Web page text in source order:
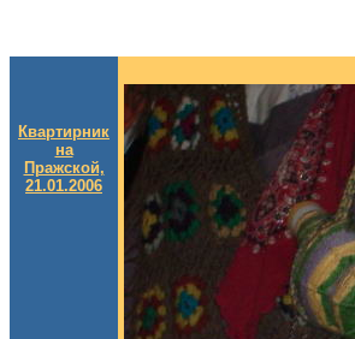
Квартирник
на
Пражской,
21.01.2006